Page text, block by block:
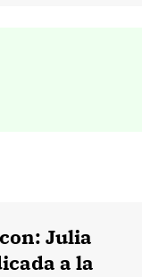
Julia
a la